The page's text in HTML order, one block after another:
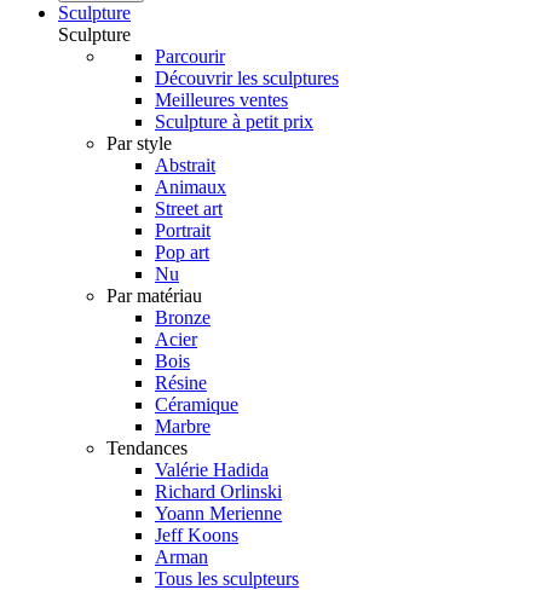
Sculpture
Sculpture
Parcourir
Découvrir les sculptures
Meilleures ventes
Sculpture à petit prix
Par style
Abstrait
Animaux
Street art
Portrait
Pop art
Nu
Par matériau
Bronze
Acier
Bois
Résine
Céramique
Marbre
Tendances
Valérie Hadida
Richard Orlinski
Yoann Merienne
Jeff Koons
Arman
Tous les sculpteurs